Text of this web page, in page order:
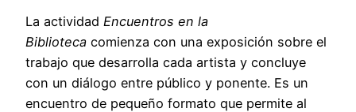
La actividad Encuentros en la
Biblioteca comienza con una exposición sobre el
trabajo que desarrolla cada artista y concluye
con un diálogo entre público y ponente. Es un
encuentro de pequeño formato que permite al